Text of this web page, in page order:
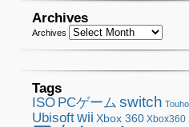
Archives
Archives
Tags
ISO PCゲーム switch
Ubisoftwii Xbox 360 Xbox360